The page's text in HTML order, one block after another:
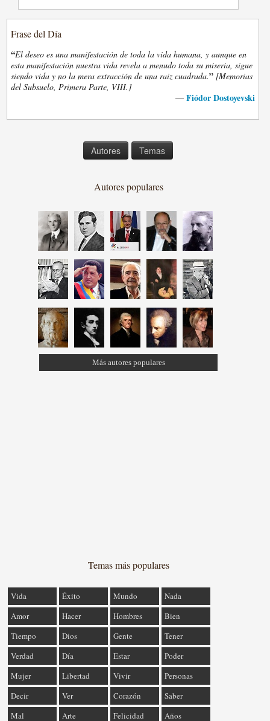
Frase del Día
“El deseo es una manifestación de toda la vida humana, y aunque en
esta manifestación nuestra vida revela a menudo toda su miseria, sigue
siendo vida y no la mera extracción de una raiz cuadrada.” [Memorias
del Subsuelo, Primera Parte, VIII.]
— Fiódor Dostoyevski
Autores Temas
Autores populares
Más autores populares
Temas más populares
Vida Éxito Mundo
Nada
Amor
Hacer Hombres
Bien
Tiempo
Dios Gente
Tener
Verdad
Día Estar
Poder
Mujer
Libertad Vivir
Personas
Decir
Ver Corazón
Saber
Mal
Arte Felicidad Años